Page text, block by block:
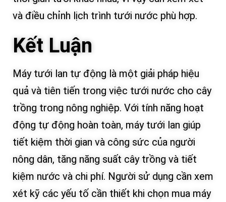
và điều chỉnh lịch trình tưới nước phù hợp.
Kết Luận
Máy tưới lan tự động là một giải pháp hiệu
quả và tiên tiến trong việc tưới nước cho cây
trồng trong nông nghiệp. Với tính năng hoạt
động tự động hoàn toàn, máy tưới lan giúp
tiết kiệm thời gian và công sức của người
nông dân, tăng năng suất cây trồng và tiết
kiệm nước và chi phí. Người sử dụng cần xem
xét kỹ các yếu tố cần thiết khi chọn mua máy